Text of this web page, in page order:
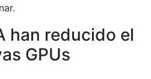
han reducido el
GPUs